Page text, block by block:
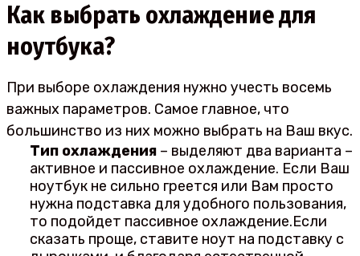
Как выбрать охлаждение для
ноутбука?
При выборе охлаждения нужно учесть восемь
важных параметров. Самое главное, что
большинство из них можно выбрать на Ваш вкус.
Тип охлаждения – выделяют два варианта –
активное и пассивное охлаждение. Если Ваш
ноутбук не сильно греется или Вам просто
нужна подставка для удобного пользования,
то подойдет пассивное охлаждение.Если
сказать проще, ставите ноут на подставку с